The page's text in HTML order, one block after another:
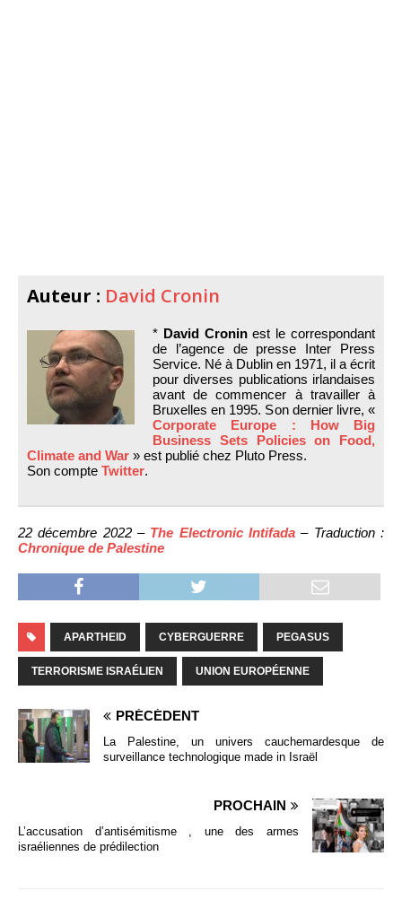
Auteur : David Cronin
* David Croninest le correspondant
de l’agence de presse Inter Press
Service. Né à Dublin en 1971, il a écrit
pour diverses publications irlandaises
avant de commencer à travailler à
Bruxelles en 1995. Son dernier livre, «
Corporate Europe : How Big
Business Sets Policies on Food,
Climate and War » est publié chez Pluto Press.
Son compte Twitter.
22 décembre 2022 – The Electronic Intifada – Traduction :
Chronique de Palestine
APARTHEID CYBERGUERRE PEGASUS
TERRORISME ISRAÉLIEN UNION EUROPÉENNE
PRÉCÉDENT
La Palestine, un univers cauchemardesque de
surveillance technologique made in Israël
PROCHAIN
L’accusation d’antisémitisme , une des armes
israéliennes de prédilection